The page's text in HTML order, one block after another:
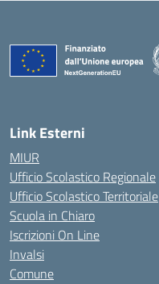
Link Esterni
MIUR
Ufficio Scolastico Regionale
Ufficio Scolastico Territoriale
Scuola in Chiaro
Iscrizioni On Line
Invalsi
Comune